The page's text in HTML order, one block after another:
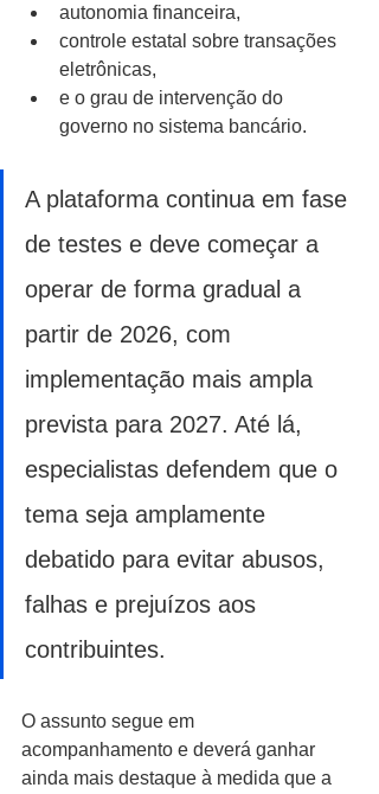
autonomia financeira,
controle estatal sobre transações
eletrônicas,
e o grau de intervenção do
governo no sistema bancário.
A plataforma continua em fase
de testes e deve começar a
operar de forma gradual a
partir de 2026, com
implementação mais ampla
prevista para 2027. Até lá,
especialistas defendem que o
tema seja amplamente
debatido para evitar abusos,
falhas e prejuízos aos
contribuintes.
O assunto segue em
acompanhamento e deverá ganhar
ainda mais destaque à medida que a